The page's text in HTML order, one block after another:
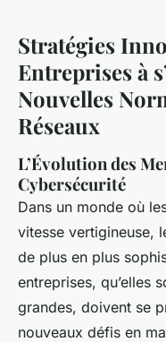
Stratégies
Entreprises à
Nouvelles
Réseaux
L’Évolution des
Cybersécurité
Dans un monde où
vitesse vertigineuse,
de plus en plus
entreprises, qu’elles
grandes, doivent se
nouveaux défis en